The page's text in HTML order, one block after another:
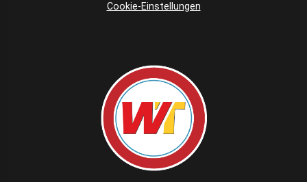
Cookie-Einstellungen